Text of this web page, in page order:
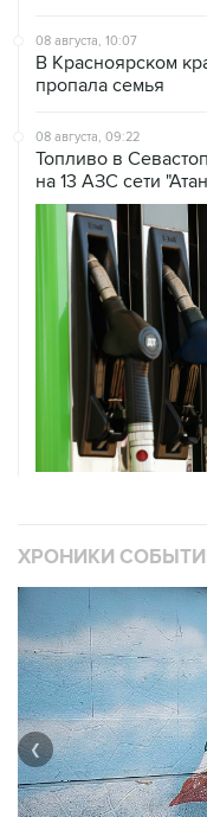
пропала семья
08 августа, 09:22
на 13 АЗС сети "Атан"
❮